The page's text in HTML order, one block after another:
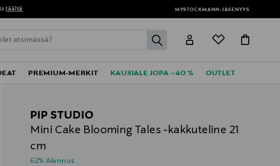
täältä MYSTOCKMANN-JÄSENYYS
label.header.go
PREMIUM-MERKIT KAUSIALE JOPA –40 % OUTLET
PIP STUDIO
Mini Cake Blooming Tales -kakkuteline 21
cm
62% Alennus